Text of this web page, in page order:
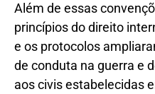
Além de essas
princípios do direito
e os protocolos
de conduta na guerra e
aos civis estabelecidas